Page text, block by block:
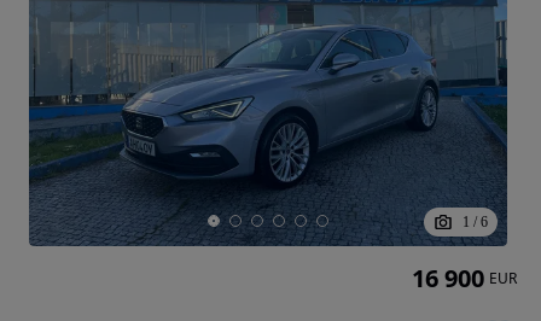
1 / 6
16 900 EUR